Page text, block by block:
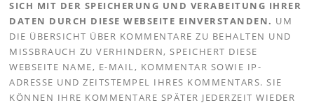
SICH MIT DER SPEICHERUNG UND VERABEITUNG IHRER
DATEN DURCH DIESE WEBSEITE EINVERSTANDEN. UM
DIE ÜBERSICHT ÜBER KOMMENTARE ZU BEHALTEN UND
MISSBRAUCH ZU VERHINDERN, SPEICHERT DIESE
WEBSEITE NAME, E-MAIL, KOMMENTAR SOWIE IP-
ADRESSE UND ZEITSTEMPEL IHRES KOMMENTARS. SIE
KÖNNEN IHRE KOMMENTARE SPÄTER JEDERZEIT WIEDER